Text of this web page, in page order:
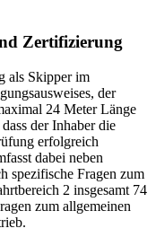
Zertifizierung
als Skipper im
der
24 Meter Länge
der Inhaber die
erfolgreich
dabei neben
spezifische Fragen zum
2 insgesamt 74
zum allgemeinen